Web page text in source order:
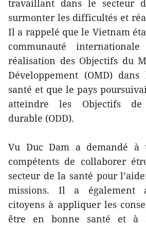
travaillant dans le secteur
surmonter les difficultés et
Il a rappelé que le Vietnam
communauté
réalisation des Objectifs du
Développement (OMD)
santé et que le pays
atteindre les Objectifs de
durable (ODD).
Vu Duc Dam a demandé à
compétents de collaborer
secteur de la santé pour
missions. Il a également
citoyens à appliquer les
être en bonne santé et à